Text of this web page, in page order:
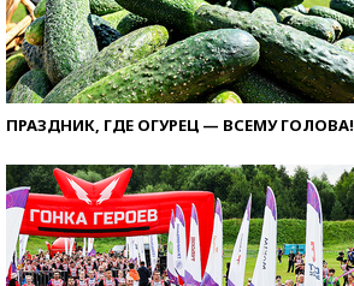
ПРАЗДНИК, ГДЕ ОГУРЕЦ — ВСЕМУ ГОЛОВА!